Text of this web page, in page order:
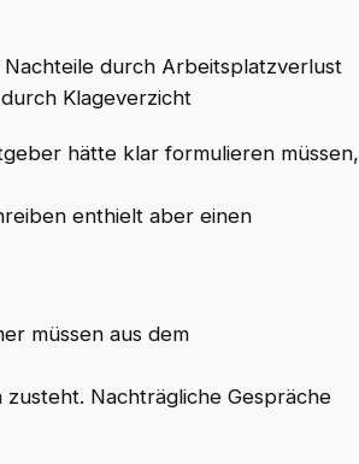
durch Arbeitsplatzverlust
Klageverzicht
hätte klar formulieren müssen,
enthielt aber einen
müssen aus dem
Nachträgliche Gespräche